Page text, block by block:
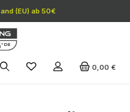
(EU) ab 50€
0,00 €